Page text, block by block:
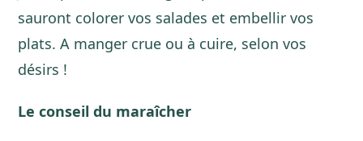
sauront colorer vos salades et embellir vos
plats. A manger crue ou à cuire, selon vos
désirs !
Le conseil du maraîcher